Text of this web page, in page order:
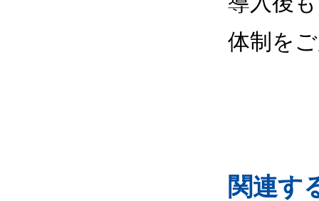
体制を
関連す